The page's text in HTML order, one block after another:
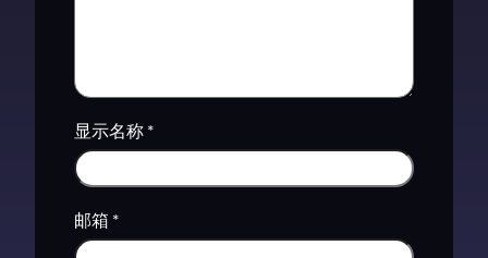
显示名称 *
邮箱 *